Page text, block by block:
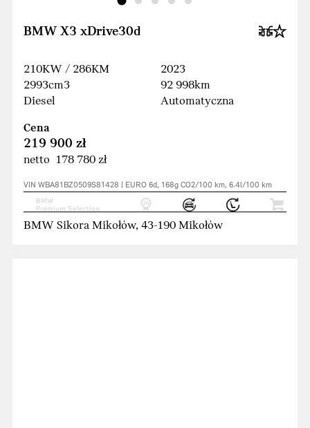
BMW X3 xDrive30d
210KW / 286KM
2993cm3
Diesel
2023
92 998km
Automatyczna
Cena
219 900 zł
netto 178 780 zł
VIN WBA81BZ0509S81428 | EURO 6d, 168g CO2/100 km, 6.4l/100 km
BMW Sikora Mikołów, 43-190 Mikołów